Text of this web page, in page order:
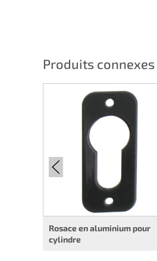
Produits connexes
Rosace en aluminium pour
cylindre